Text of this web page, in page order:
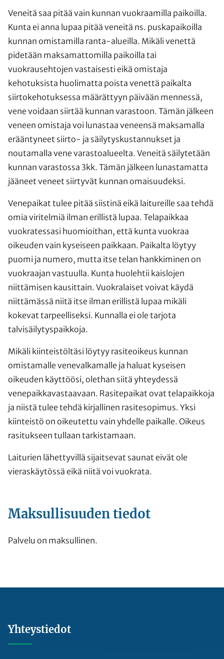
Veneitä saa pitää vain kunnan vuokraamilla paikoilla.
Kunta ei anna lupaa pitää veneitä ns. puskapaikoilla
kunnan omistamilla ranta-alueilla. Mikäli venettä
pidetään maksamattomilla paikoilla tai
vuokrausehtojen vastaisesti eikä omistaja
kehotuksista huolimatta poista venettä paikalta
siirtokehotuksessa määrättyyn päivään mennessä,
vene voidaan siirtää kunnan varastoon. Tämän jälkeen
veneen omistaja voi lunastaa veneensä maksamalla
erääntyneet siirto- ja säilytyskustannukset ja
noutamalla vene varastoalueelta. Veneitä säilytetään
kunnan varastossa 3kk. Tämän jälkeen lunastamatta
jääneet veneet siirtyvät kunnan omaisuudeksi.
Venepaikat tulee pitää siistinä eikä laitureille saa tehdä
omia viritelmiä ilman erillistä lupaa. Telapaikkaa
vuokratessasi huomioithan, että kunta vuokraa
oikeuden vain kyseiseen paikkaan. Paikalta löytyy
puomi ja numero, mutta itse telan hankkiminen on
vuokraajan vastuulla. Kunta huolehtii kaislojen
niittämisen kausittain. Vuokralaiset voivat käydä
niittämässä niitä itse ilman erillistä lupaa mikäli
kokevat tarpeelliseksi. Kunnalla ei ole tarjota
talvisäilytyspaikkoja.
Mikäli kiinteistöltäsi löytyy rasiteoikeus kunnan
omistamalle venevalkamalle ja haluat kyseisen
oikeuden käyttöösi, olethan siitä yhteydessä
venepaikkavastaavaan. Rasitepaikat ovat telapaikkoja
ja niistä tulee tehdä kirjallinen rasitesopimus. Yksi
kiinteistö on oikeutettu vain yhdelle paikalle. Oikeus
rasitukseen tullaan tarkistamaan.
Laiturien lähettyvillä sijaitsevat saunat eivät ole
vieraskäytössä eikä niitä voi vuokrata.
Maksullisuuden tiedot
Palvelu on maksullinen.
Yhteystiedot